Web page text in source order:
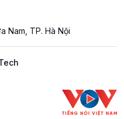
Nam, TP. Hà Nội